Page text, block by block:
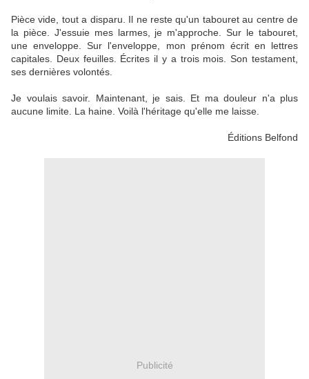
Pièce vide, tout a disparu. Il ne reste qu'un tabouret au centre de
la pièce. J'essuie mes larmes, je m'approche. Sur le tabouret,
une enveloppe. Sur l'enveloppe, mon prénom écrit en lettres
capitales. Deux feuilles. Écrites il y a trois mois. Son testament,
ses dernières volontés.
Je voulais savoir. Maintenant, je sais. Et ma douleur n'a plus
aucune limite. La haine. Voilà l'héritage qu'elle me laisse.
Éditions Belfond
Publicité